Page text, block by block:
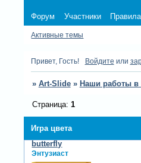
Форум Участники Правила
Активные темы
Привет, Гость! Войдите или
» Art-Slide » Наши работы в
Игра цвета
Страница: 1
butterfly
Энтузиаст